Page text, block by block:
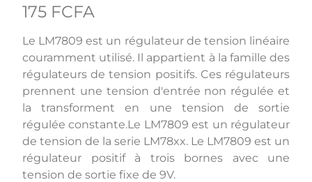
175 FCFA
Le LM7809 est un régulateur de tension linéaire
couramment utilisé. Il appartient à la famille des
régulateurs de tension positifs. Ces régulateurs
prennent une tension d'entrée non régulée et
la transforment en une tension de sortie
régulée constante.Le LM7809 est un régulateur
de tension de la serie LM78xx. Le LM7809 est un
régulateur positif à trois bornes avec une
tension de sortie fixe de 9V.